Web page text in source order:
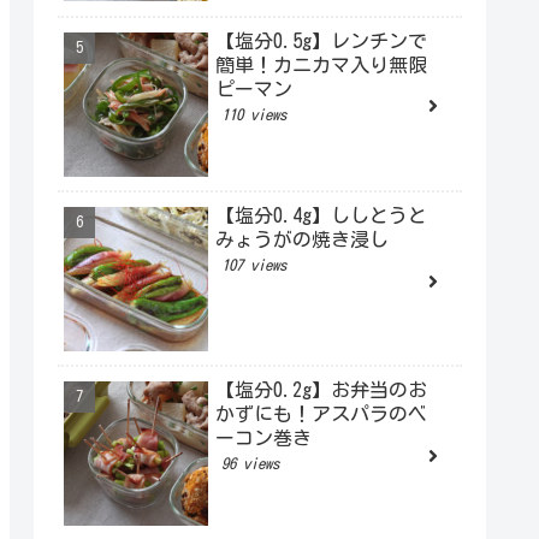
【塩分0.5g】レンチンで
簡単！カニカマ入り無限
ピーマン
110 views
【塩分0.4g】ししとうと
みょうがの焼き浸し
107 views
【塩分0.2g】お弁当のお
かずにも！アスパラのベ
ーコン巻き
96 views